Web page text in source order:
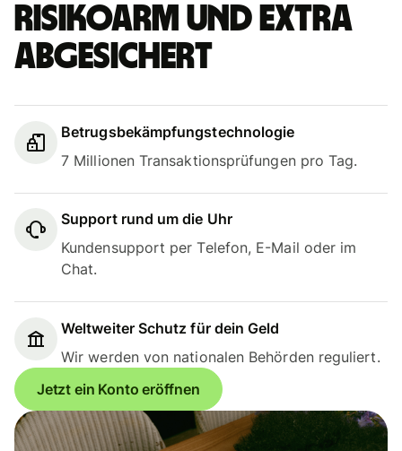
Risikoarm und extra
abgesichert
Betrugsbekämpfungstechnologie
7 Millionen Transaktionsprüfungen pro Tag.
Support rund um die Uhr
Kundensupport per Telefon, E-Mail oder im
Chat.
Weltweiter Schutz für dein Geld
Wir werden von nationalen Behörden reguliert.
Jetzt ein Konto eröffnen